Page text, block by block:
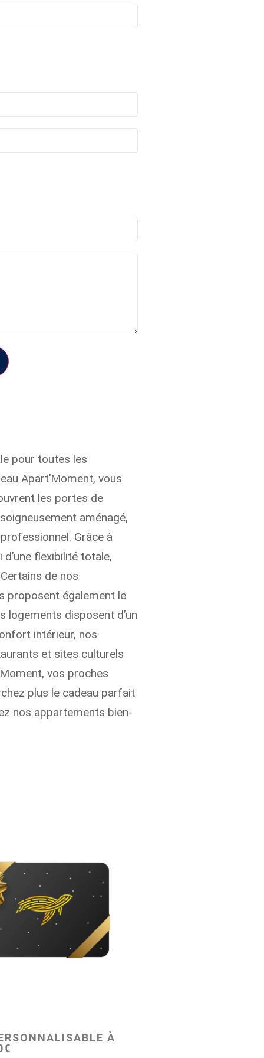
pour toutes les
Apart’Moment, vous
les portes de
aménagé,
Grâce à
flexibilité totale,
de nos
proposent également le
logements disposent d’un
intérieur, nos
et sites culturels
vos proches
plus le cadeau parfait
nos appartements bien-
À